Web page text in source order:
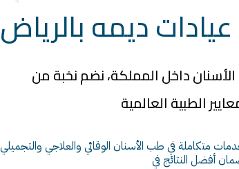
عيادات ديمه بالرياض
الفم و الأسنان داخل المملكة، نضم نخبة من
الطبية العالمية
متكاملة في طب الأسنان الوقائي والعلاجي والتجميلي
أفضل النتائج في